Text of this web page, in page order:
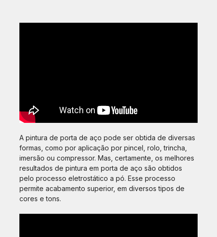
A pintura de porta de aço pode ser obtida de diversas
formas, como por aplicação por pincel, rolo, trincha,
imersão ou compressor. Mas, certamente, os melhores
resultados de pintura em porta de aço são obtidos
pelo processo eletrostático a pó. Esse processo
permite acabamento superior, em diversos tipos de
cores e tons.